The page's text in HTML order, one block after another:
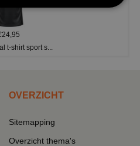
t-shirt sport s...
OVERZICHT
Sitemapping
Overzicht thema's